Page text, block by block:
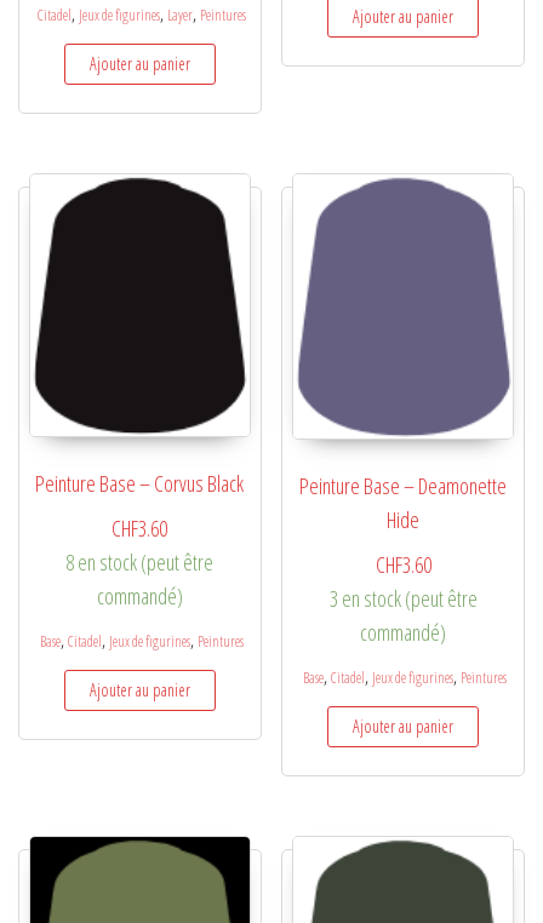
Citadel, Jeux de figurines, Layer, Peintures
Ajouter au panier
Ajouter au panier
Peinture Base – Corvus Black
CHF3.60
8 en stock (peut être
commandé)
Base,Citadel, Jeux de figurines, Peintures
Ajouter au panier
Peinture Base – Deamonette
Hide
CHF3.60
3 en stock (peut être
commandé)
Base,Citadel, Jeux de figurines, Peintures
Ajouter au panier